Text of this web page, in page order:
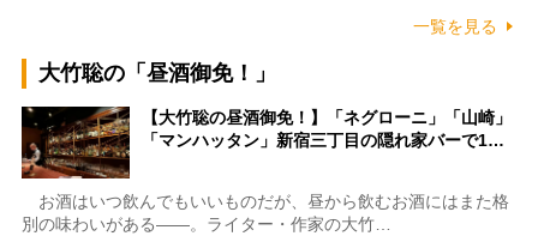
一覧を見る
大竹聡の「昼酒御免！」
【大竹聡の昼酒御免！】「ネグローニ」「山崎」
「マンハッタン」新宿三丁目の隠れ家バーで1…
お酒はいつ飲んでもいいものだが、昼から飲むお酒にはまた格
別の味わいがある――。ライター・作家の大竹…